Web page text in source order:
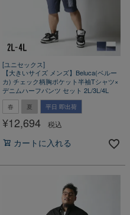
[ユニセックス]
【大きいサイズ メンズ】Beluca(ベルー
カ) チェック柄胸ポケット半袖Tシャツ×
デニムハーフパンツ セット 2L/3L/4L
春 夏 平日 即出荷
¥12,694 税込
カートに入れる